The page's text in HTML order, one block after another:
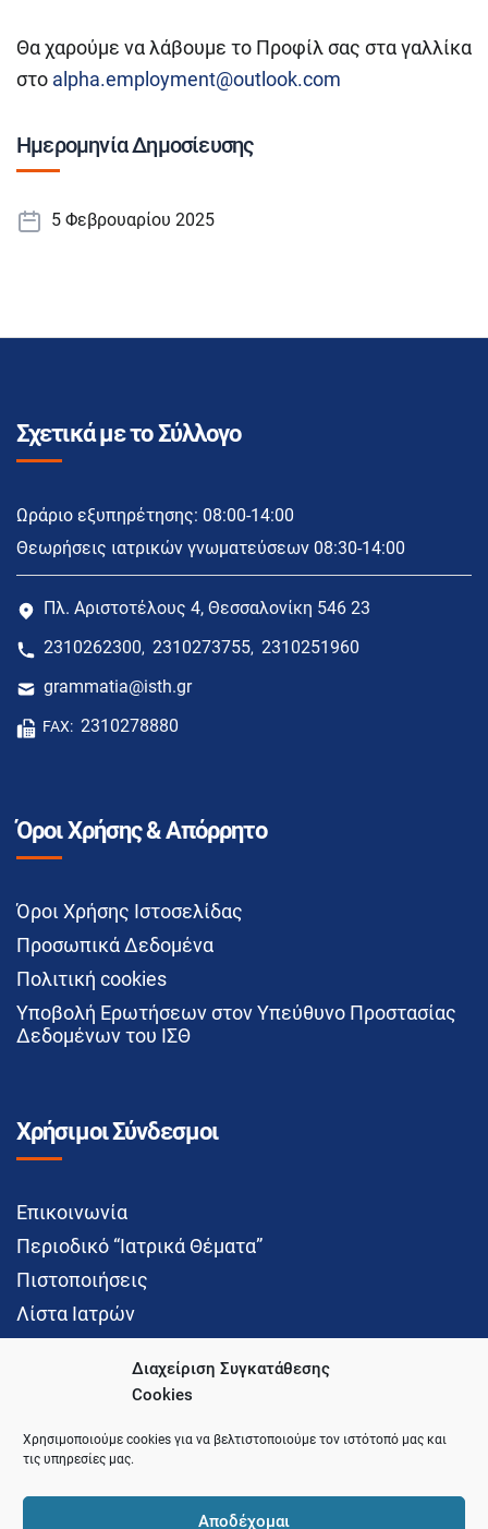
Διαχείριση Συγκατάθεσης
Cookies
Χρησιμοποιούμε cookies για να βελτιστοποιούμε τον ιστότοπό μας και
τις υπηρεσίες μας.
Αποδέχομαι
Θα χαρούμε να λάβουμε το Προφίλ σας στα γαλλίκα
στο alpha.employment@outlook.com
Ημερομηνία Δημοσίευσης
5 Φεβρουαρίου 2025
Σχετικά με το Σύλλογο
Ωράριο εξυπηρέτησης: 08:00-14:00
Θεωρήσεις ιατρικών γνωματεύσεων 08:30-14:00
Πλ. Αριστοτέλους 4, Θεσσαλονίκη 546 23
2310262300, 2310273755, 2310251960
grammatia@isth.gr
FAX: 2310278880
Όροι Χρήσης & Απόρρητο
Όροι Χρήσης Ιστοσελίδας
Προσωπικά Δεδομένα
Πολιτική cookies
Υποβολή Ερωτήσεων στον Υπεύθυνο Προστασίας
Δεδομένων του ΙΣΘ
Χρήσιμοι Σύνδεσμοι
Επικοινωνία
Περιοδικό “Ιατρικά Θέματα”
Πιστοποιήσεις
Λίστα Ιατρών
Social Media